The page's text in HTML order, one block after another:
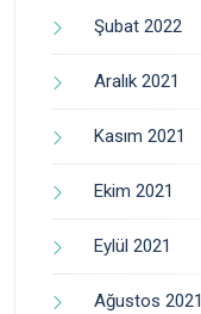
Şubat 2022
Aralık 2021
Kasım 2021
Ekim 2021
Eylül 2021
Ağustos 2021